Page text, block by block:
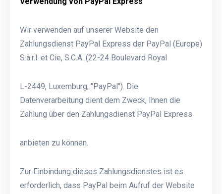
Wir verwenden auf unserer Website den
Zahlungsdienst PayPal Express der PayPal (Europe)
S.à.r.l. et Cie, S.C.A. (22-24 Boulevard Royal
L-2449, Luxemburg; "PayPal"). Die
Datenverarbeitung dient dem Zweck, Ihnen die
Zahlung über den Zahlungsdienst PayPal Express
anbieten zu können.
Zur Einbindung dieses Zahlungsdienstes ist es
erforderlich, dass PayPal beim Aufruf der Website